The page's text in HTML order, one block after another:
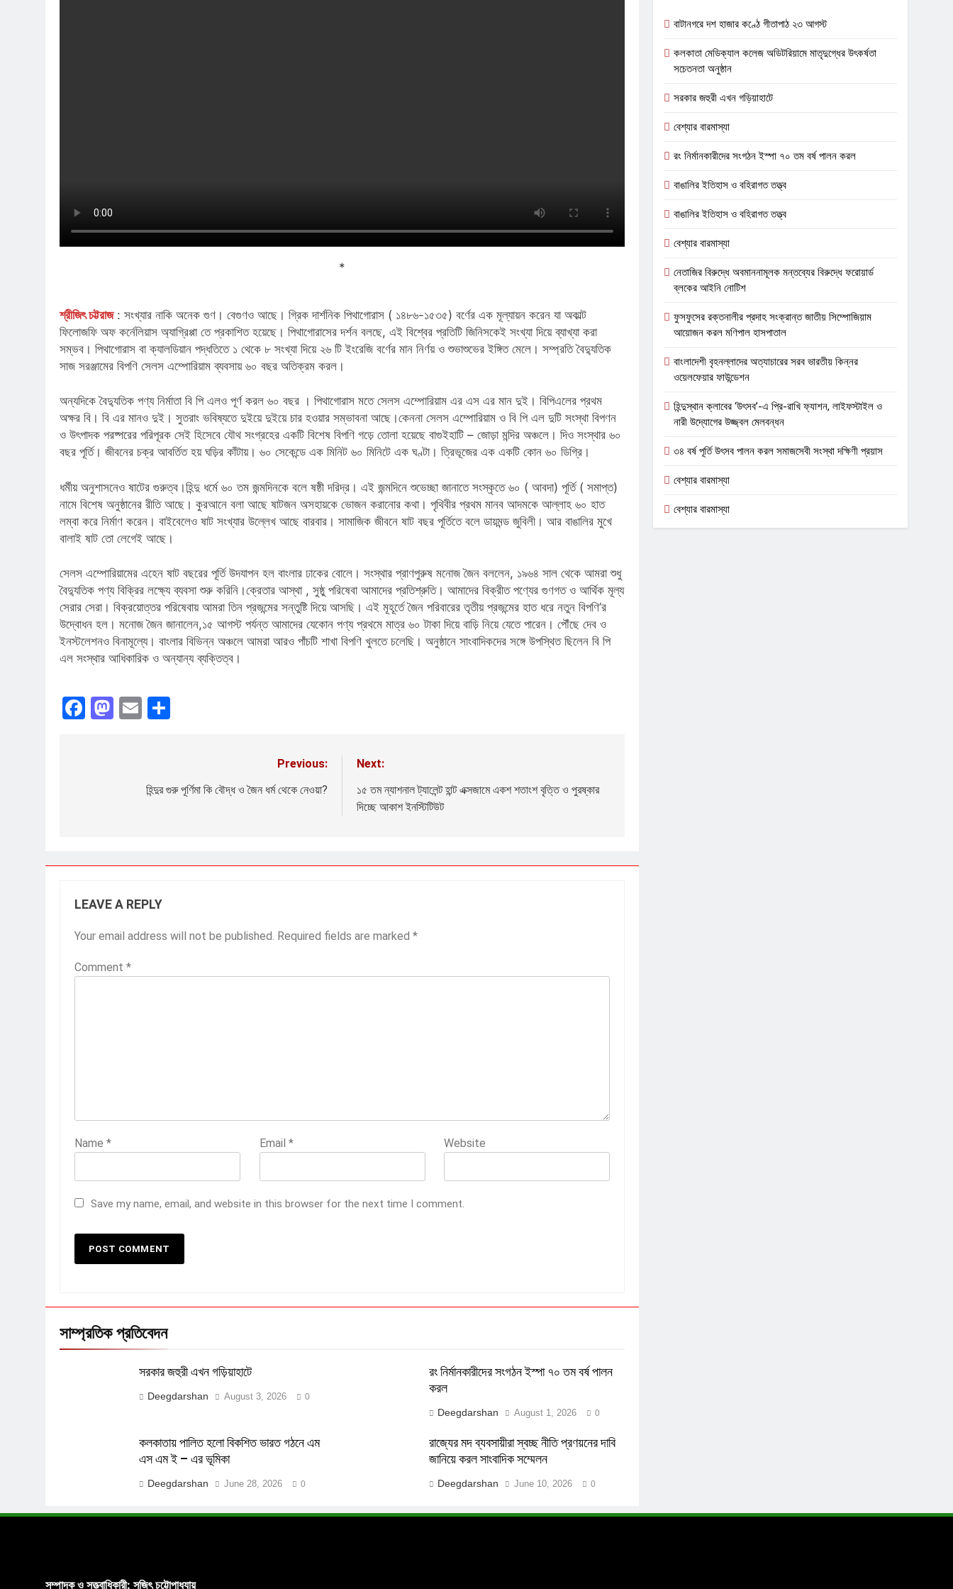
*
শ্রীজিৎ চট্টরাজ: সংখ্যার নাকি অনেক গুণ। বেগুণও আছে। গ্রিক দার্শনিক পিথাগোরাস ( ১৪৮৬-১৫৩৫) বর্ণের এক মূল্যায়ন করেন যা অকাল্ট
ফিলোজফি অফ কর্নেলিয়াস অ্যাগ্রিপ্পা তে প্রকাশিত হয়েছে। পিথাগোরাসের দর্শন বলছে, এই বিশ্বের প্রতিটি জিনিসকেই সংখ্যা দিয়ে ব্যাখ্যা করা
সম্ভব। পিথাগোরাস বা ক্যালডিয়ান পদ্ধতিতে ১ থেকে ৮ সংখ্যা দিয়ে ২৬ টি ইংরেজি বর্ণের মান নির্ণয় ও শুভাশুভের ইঙ্গিত মেলে। সম্প্রতি বৈদ্যুতিক
সাজ সরঞ্জামের বিপণি সেলস এম্পোরিয়াম ব্যবসায় ৬০ বছর অতিক্রম করল।
অন্যদিকে বৈদ্যুতিক পণ্য নির্মাতা বি পি এলও পূর্ণ করল ৬০ বছর । পিথাগোরাস মতে সেলস এম্পোরিয়াম এর এস এর মান দুই। বিপিএলের প্রথম
অক্ষর বি। বি এর মানও দুই। সুতরাং ভবিষ্যতে দুইয়ে দুইয়ে চার হওয়ার সম্ভাবনা আছে।কেননা সেলস এম্পোরিয়াম ও বি পি এল দুটি সংস্থা বিপণন
ও উৎপাদক পরষ্পরের পরিপূরক সেই হিসেবে যৌথ সংগ্রহের একটি বিশেষ বিপণি গড়ে তোলা হয়েছে বাগুইহাটি – জোড়া মন্দির অঞ্চলে। দিও সংস্থার ৬০
বছর পূর্তি। জীবনের চক্র আবর্তিত হয় ঘড়ির কাঁটায়। ৬০ সেকেন্ডে এক মিনিট ৬০ মিনিটে এক ঘণ্টা। ত্রিভূজের এক একটি কোন ৬০ ডিগ্রি।
ধর্মীয় অনুশাসনেও ষাটের গুরুত্ব।হিন্দু ধর্মে ৬০ তম জন্মদিনকে বলে ষষ্ঠী দরিদ্র। এই জন্মদিনে শুভেচ্ছা জানাতে সংস্কৃতে ৬০ ( আবদা) পূর্তি ( সমাপ্ত)
নামে বিশেষ অনুষ্ঠানের রীতি আছে। কুরআনে বলা আছে ষাটজন অসহায়কে ভোজন করানোর কথা। পৃথিবীর প্রথম মানব আদমকে আল্লাহ ৬০ হাত
লম্বা করে নির্মাণ করেন। বাইবেলেও ষাট সংখ্যার উল্লেখ আছে বারবার। সামাজিক জীবনে ষাট বছর পূর্তিতে বলে ডায়মন্ড জুবিলী। আর বাঙালির মুখে
বালাই ষাট তো লেগেই আছে।
সেলস এম্পোরিয়ামের এহেন ষাট বছরের পূর্তি উদযাপন হল বাংলার ঢাকের বোলে। সংস্থার প্রাণপুরুষ মনোজ জৈন বললেন, ১৯৬৪ সাল থেকে আমরা শুধু
বৈদ্যুতিক পণ্য বিক্রির লক্ষ্যে ব্যবসা শুরু করিনি।ক্রেতার আস্থা , সুষ্ঠু পরিষেবা আমাদের প্রতিশ্রুতি। আমাদের বিক্রীত পণ্যের গুণগত ও আর্থিক মূল্য
সেরার সেরা। বিক্রয়োত্তর পরিষেবায় আমরা তিন প্রজন্মের সন্তুষ্টি দিয়ে আসছি। এই মূহূর্তে জৈন পরিবারের তৃতীয় প্রজন্মের হাত ধরে নতুন বিপণি’র
উদ্বোধন হল। মনোজ জৈন জানালেন,১৫ আগস্ট পর্যন্ত আমাদের যেকোন পণ্য প্রথমে মাত্র ৬০ টাকা দিয়ে বাড়ি নিয়ে যেতে পারেন। পৌঁছে দেব ও
ইনস্টলেশনও বিনামূল্যে। বাংলার বিভিন্ন অঞ্চলে আমরা আরও পাঁচটি শাখা বিপণি খুলতে চলেছি। অনুষ্ঠানে সাংবাদিকদের সঙ্গে উপস্থিত ছিলেন বি পি
এল সংস্থার আধিকারিক ও অন্যান্য ব্যক্তিত্ব।
Facebook
Mastodon
Email
navigation
Previous:
হিন্দুর গুরু পূর্ণিমা কি বৌদ্ধ ও জৈন ধর্ম থেকে নেওয়া?
Next:
১৫ তম ন্যাশনাল ট্যালেন্ট হান্ট এক্সজামে একশ শতাংশ বৃত্তি ও পুরষ্কার
দিচ্ছে আকাশ ইনস্টিটিউট
LEAVE A REPLY
Your email address will not be published. Required fields are marked *
Comment *
Name * Email * Website
Save my name, email, and website in this browser for the next time I comment.
সাম্প্রতিক প্রতিবেদন
সরকার জহুরী এখন গড়িয়াহাটে
Deegdarshan August 3, 2026 0
রং নির্মানকারীদের সংগঠন ইস্পা ৭০ তম বর্ষ পালন
করল
Deegdarshan August 1, 2026 0
কলকাতায় পালিত হলো বিকশিত ভারত গঠনে এম
এস এম ই – এর ভূমিকা
Deegdarshan June 28, 2026 0
রাজ্যের মদ ব্যবসায়ীরা স্বচ্ছ নীতি প্রণয়নের দাবি
জানিয়ে করল সাংবাদিক সম্মেলন
Deegdarshan June 10, 2026 0
বাটানগরে দশ হাজার কণ্ঠে গীতাপাঠ ২৩ আগস্ট
কলকাতা মেডিক্যাল কলেজ অডিটরিয়ামে মাতৃদুগ্ধের উৎকর্ষতা
সচেতনতা অনুষ্ঠান
সরকার জহুরী এখন গড়িয়াহাটে
বেশ্যার বারমাস্যা
রং নির্মানকারীদের সংগঠন ইস্পা ৭০ তম বর্ষ পালন করল
বাঙালির ইতিহাস ও বহিরাগত তত্ত্ব
বাঙালির ইতিহাস ও বহিরাগত তত্ত্ব
বেশ্যার বারমাস্যা
নেতাজির বিরুদ্ধে অবমাননামূলক মন্তব্যের বিরুদ্ধে ফরোয়ার্ড
ব্লকের আইনি নোটিশ
ফুসফুসের রক্তনালীর প্রদাহ সংক্রান্ত জাতীয় সিম্পোজিয়াম
আয়োজন করল মণিপাল হাসপাতাল
বাংলাদেশী বৃহনল্লাদের অত্যাচারের সরব ভারতীয় কিন্নর
ওয়েলফেয়ার ফাউন্ডেশন
হিন্দুস্থান ক্লাবের ‘উৎসব’-এ প্রি-রাখি ফ্যাশন, লাইফস্টাইল ও
নারী উদ্যোগের উজ্জ্বল মেলবন্ধন
৩৪ বর্ষ পূর্তি উৎসব পালন করল সমাজসেবী সংস্থা দক্ষিণী প্রয়াস
বেশ্যার বারমাস্যা
বেশ্যার বারমাস্যা
সম্পাদক ও সত্ত্বাধিকারী: সুজিৎ চট্টোপাধ্যায়